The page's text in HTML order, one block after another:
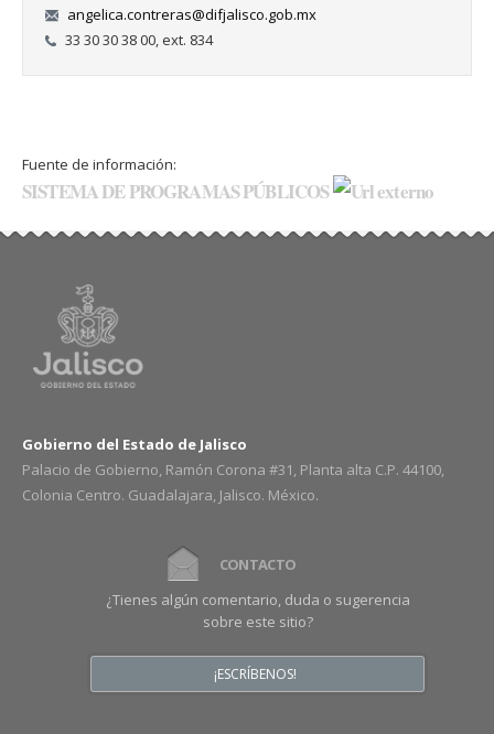
angelica.contreras@difjalisco.gob.mx
33 30 30 38 00, ext. 834
Fuente de información:
SISTEMA DE PROGRAMAS PÚBLICOS
Gobierno del Estado de Jalisco
Palacio de Gobierno, Ramón Corona #31, Planta alta C.P. 44100,
Colonia Centro. Guadalajara, Jalisco. México.
CONTACTO
¿Tienes algún comentario, duda o sugerencia
sobre este sitio?
¡ESCRÍBENOS!